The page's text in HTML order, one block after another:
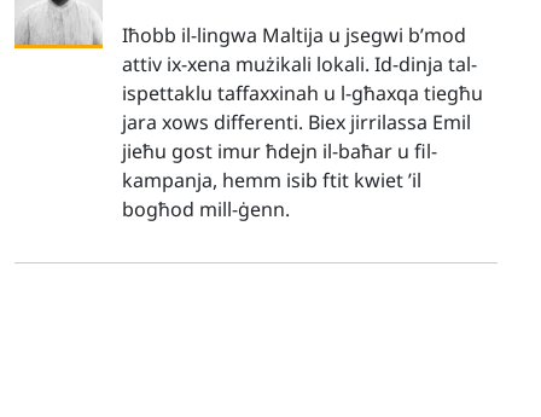
Iħobb il-lingwa Maltija u jsegwi b’mod
attiv ix-xena mużikali lokali. Id-dinja tal-
ispettaklu taffaxxinah u l-għaxqa tiegħu
jara xows differenti. Biex jirrilassa Emil
jieħu gost imur ħdejn il-baħar u fil-
kampanja, hemm isib ftit kwiet ’il
bogħod mill-ġenn.